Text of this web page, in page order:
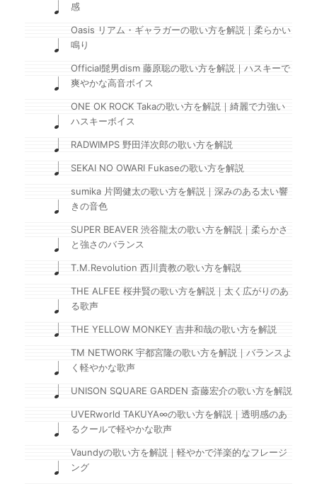
感
Oasis リアム・ギャラガーの歌い方を解説｜柔らかい
鳴り
Official髭男dism 藤原聡の歌い方を解説｜ハスキーで
爽やかな高音ボイス
ONE OK ROCK Takaの歌い方を解説｜綺麗で力強い
ハスキーボイス
RADWIMPS 野田洋次郎の歌い方を解説
SEKAI NO OWARI Fukaseの歌い方を解説
sumika 片岡健太の歌い方を解説｜深みのある太い響
きの音色
SUPER BEAVER 渋谷龍太の歌い方を解説｜柔らかさ
と強さのバランス
T.M.Revolution 西川貴教の歌い方を解説
THE ALFEE 桜井賢の歌い方を解説｜太く広がりのあ
る歌声
THE YELLOW MONKEY 吉井和哉の歌い方を解説
TM NETWORK 宇都宮隆の歌い方を解説｜バランスよ
く軽やかな歌声
UNISON SQUARE GARDEN 斎藤宏介の歌い方を解説
UVERworld TAKUYA∞の歌い方を解説｜透明感のあ
るクールで軽やかな歌声
Vaundyの歌い方を解説｜軽やかで洋楽的なフレージ
ング